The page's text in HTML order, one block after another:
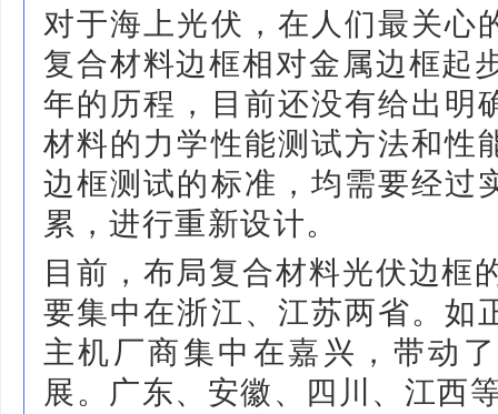
对于海上光伏，在人们最关心
复合材料边框相对金属边框起
年的历程，目前还没有给出明
材料的力学性能测试方法和性
边框测试的标准，均需要经过
累，进行重新设计。
目前，布局复合材料光伏边框
要集中在浙江、江苏两省。如
主机厂商集中在嘉兴，带动
展。广东、安徽、四川、江西